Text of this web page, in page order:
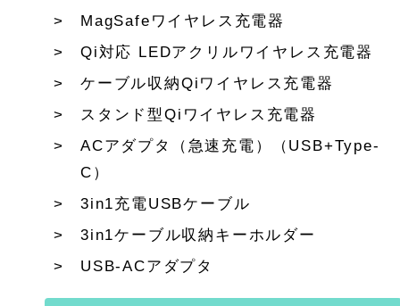
MagSafeワイヤレス充電器
Qi対応 LEDアクリルワイヤレス充電器
ケーブル収納Qiワイヤレス充電器
スタンド型Qiワイヤレス充電器
ACアダプタ（急速充電）（USB+Type-
C）
3in1充電USBケーブル
3in1ケーブル収納キーホルダー
USB-ACアダプタ